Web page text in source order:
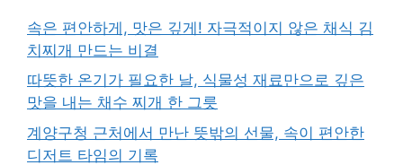
속은 편안하게, 맛은 깊게! 자극적이지 않은 채식 김
치찌개 만드는 비결
따뜻한 온기가 필요한 날, 식물성 재료만으로 깊은
맛을 내는 채수 찌개 한 그릇
계양구청 근처에서 만난 뜻밖의 선물, 속이 편안한
디저트 타임의 기록